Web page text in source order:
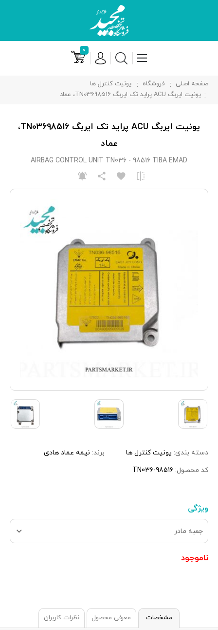
۰
صفحه اصلی فروشگاه
یونیت کنترل ها
یونیت ایربگ ACU پراید تک ایربگ TN03698516، عماد
دسته بندی: یونیت کنترل ها برند: نیمه عماد هادی
کد محصول: TN036-98516
ویژگی
جعبه مادر
ناموجود
یونیت ایربگ ACU پراید تک ایربگ TN03698516،
عماد
AIRBAG CONTROL UNIT TN036 - 98516 TIBA EMAD
مشخصات معرفی محصول نظرات کاربران